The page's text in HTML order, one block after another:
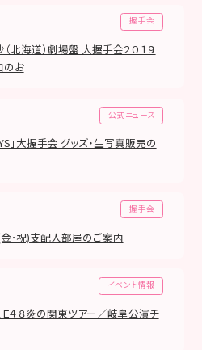
握手会
北海道）劇場盤 大握手会２０１９
のお
公式ニュース
」大握手会 グッズ・生写真販売の
握手会
金･祝)支配人部屋のご案内
イベント情報
Ｅ４８炎の関東ツアー／岐阜公演チ